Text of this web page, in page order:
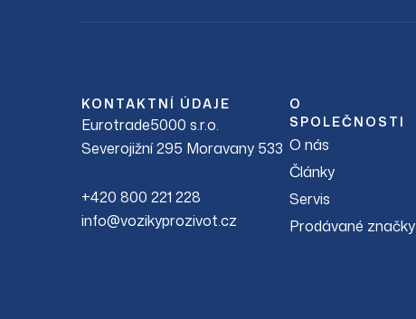
KONTAKTNÍ ÚDAJE
Eurotrade5000 s.r.o.
Severojižní 295 Moravany 533
+420 800 221 228
info@vozikyprozivot.cz
O
SPOLEČNOSTI
O nás
Články
Servis
Prodávané značky